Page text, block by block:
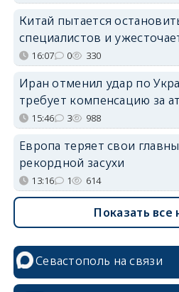
Китай пытается
специалистов и
16:07 0 330
Иран отменил удар по
требует компенсацию за
15:46 3 988
Европа теряет свои
рекордной засухи
13:16 1 614
Показать все
Севастополь на связи